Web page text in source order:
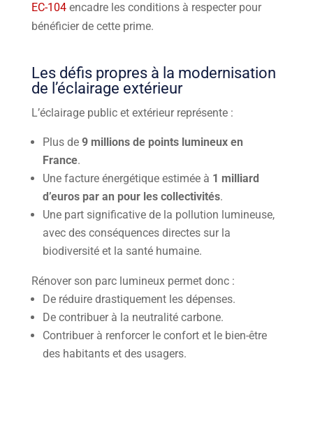
EC-104encadre les conditions à respecter pour
bénéficier de cette prime.
Les défis propres à la modernisation
de l’éclairage extérieur
L’éclairage public et extérieur représente :
Plus de 9 millions de points lumineux en
France.
Une facture énergétique estimée à 1 milliard
d’euros par an pour les collectivités.
Une part significative de la pollution lumineuse,
avec des conséquences directes sur la
biodiversité et la santé humaine.
Rénover son parc lumineux permet donc :
De réduire drastiquement les dépenses.
De contribuer à la neutralité carbone.
Contribuer à renforcer le confort et le bien-être
des habitants et des usagers.